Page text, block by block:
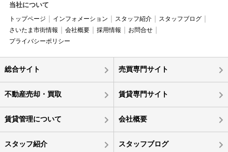
当社について
トップページ インフォメーション スタッフ紹介
スタッフブログ
さいたま市街情報
会社概要 採用情報
お問合せ
プライバシーポリシー
総合サイト 売買専門サイト
不動産売却・買取 賃貸専門サイト
賃貸管理について 会社概要
スタッフ紹介 スタッフブログ